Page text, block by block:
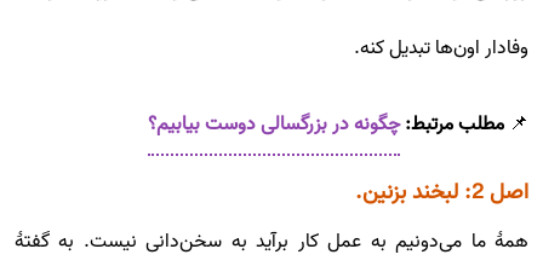
وفادار اون‌ها تبدیل کنه.
📌 مطلب مرتبط:چگونه در بزرگسالی دوست بیابیم؟
اصل 2: لبخند بزنین.
همۀ ما می‌دونیم به عمل کار برآید به سخن‌دانی نیست. به گفتۀ